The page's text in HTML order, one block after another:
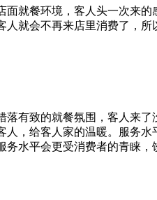
就餐环境，客人头一次来
就会不再来店里消费了，
有致的就餐氛围，客人来
，给客人家的温暖。服务
水平会更受消费者的青睐